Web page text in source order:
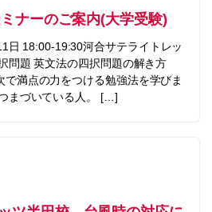
ナーのご案内(大学受験)
日 18:00-19:30河合サテライトレッ
問題 英文法の四択問題の解き方
で満点の力をつける勉強法を学びま
まづいている人。 […]